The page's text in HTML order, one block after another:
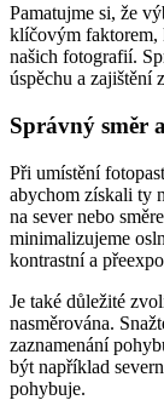
Pamatujme si, že
klíčovým faktorem,
našich fotografií.
úspěchu a zajištění
Správný směr
Při umístění
abychom získali ty
na sever nebo
minimalizujeme
kontrastní a
Je také důležité
nasměrována.
zaznamenání
být například
pohybuje.